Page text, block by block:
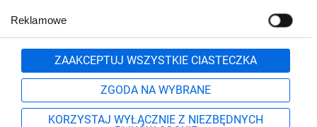
Reklamowe
ZAAKCEPTUJ WSZYSTKIE CIASTECZKA
ZGODA NA WYBRANE
KORZYSTAJ WYŁĄCZNIE Z NIEZBĘDNYCH
801 500 700 lub
71 37 61 600
Formularz kontaktowy